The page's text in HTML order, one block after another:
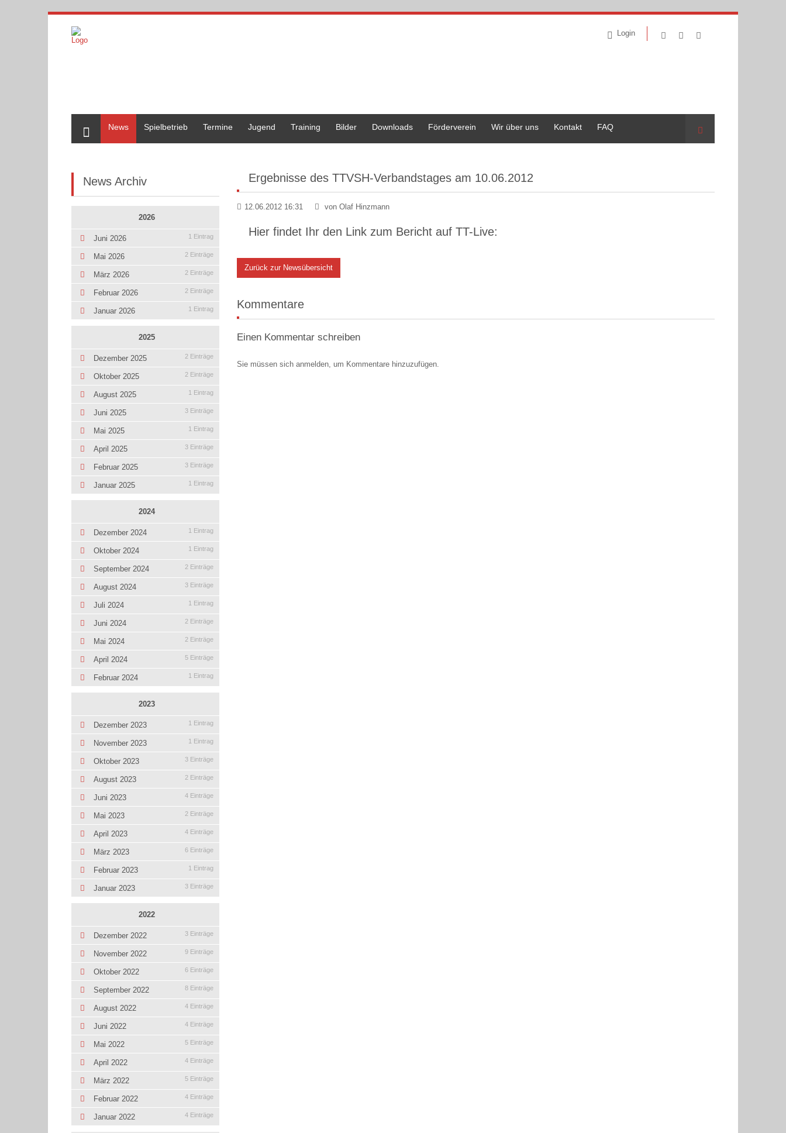
Login
News
Spielbetrieb Termine Jugend Training Bilder Downloads Förderverein Wir über uns Kontakt FAQ Suche
Ergebnisse des TTVSH-Verbandstages am 10.06.2012
12.06.2012 16:31 von Olaf Hinzmann
Hier findet Ihr den Link zum Bericht auf TT-Live:
Zurück zur Newsübersicht
Kommentare
Einen Kommentar schreiben
Sie müssen sich anmelden, um Kommentare hinzuzufügen.
News Archiv
2026
Juni 2026 1 Eintrag
Mai 2026 2 Einträge
März 2026 2 Einträge
Februar 2026 2 Einträge
Januar 2026 1 Eintrag
2025
Dezember 2025 2 Einträge
Oktober 2025 2 Einträge
August 2025 1 Eintrag
Juni 2025 3 Einträge
Mai 2025 1 Eintrag
April 2025 3 Einträge
Februar 2025 3 Einträge
Januar 2025 1 Eintrag
2024
Dezember 2024 1 Eintrag
Oktober 2024 1 Eintrag
September 2024 2 Einträge
August 2024 3 Einträge
Juli 2024 1 Eintrag
Juni 2024 2 Einträge
Mai 2024 2 Einträge
April 2024 5 Einträge
Februar 2024 1 Eintrag
2023
Dezember 2023 1 Eintrag
November 2023 1 Eintrag
Oktober 2023 3 Einträge
August 2023 2 Einträge
Juni 2023 4 Einträge
Mai 2023 2 Einträge
April 2023 4 Einträge
März 2023 6 Einträge
Februar 2023 1 Eintrag
Januar 2023 3 Einträge
2022
Dezember 2022 3 Einträge
November 2022 9 Einträge
Oktober 2022 6 Einträge
September 2022 8 Einträge
August 2022 4 Einträge
Juni 2022 4 Einträge
Mai 2022 5 Einträge
April 2022 4 Einträge
März 2022 5 Einträge
Februar 2022 4 Einträge
Januar 2022 4 Einträge